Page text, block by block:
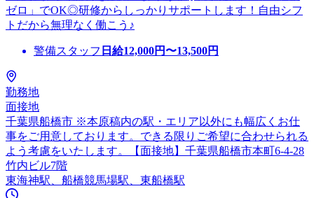
ゼロ」でOK◎研修からしっかりサポートします！自由シフ
トだから無理なく働こう♪
警備スタッフ 日給12,000円〜13,500円
勤務地
面接地
千葉県船橋市 ※本原稿内の駅・エリア以外にも幅広くお仕
事をご用意しております。できる限りご希望に合わせられる
よう考慮をいたします。【面接地】千葉県船橋市本町6-4-28
竹内ビル7階
東海神駅、船橋競馬場駅、東船橋駅